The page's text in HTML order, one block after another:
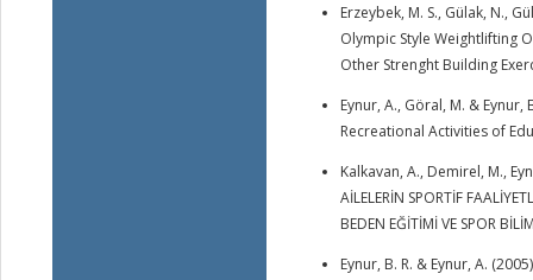
Erzeybek, M. S., Gülak, N.,
Olympic Style Weightlifting
Other Strenght Building
Eynur, A., Göral, M. &
Recreational Activities of
Kalkavan, A., Demirel, M.,
AİLELERİN SPORTİF
BEDEN EĞİTİMİ VE SPOR
Eynur, B. R. & Eynur, A.